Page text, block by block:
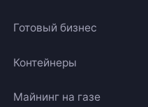
Готовый бизнес
Контейнеры
Майнинг на газе